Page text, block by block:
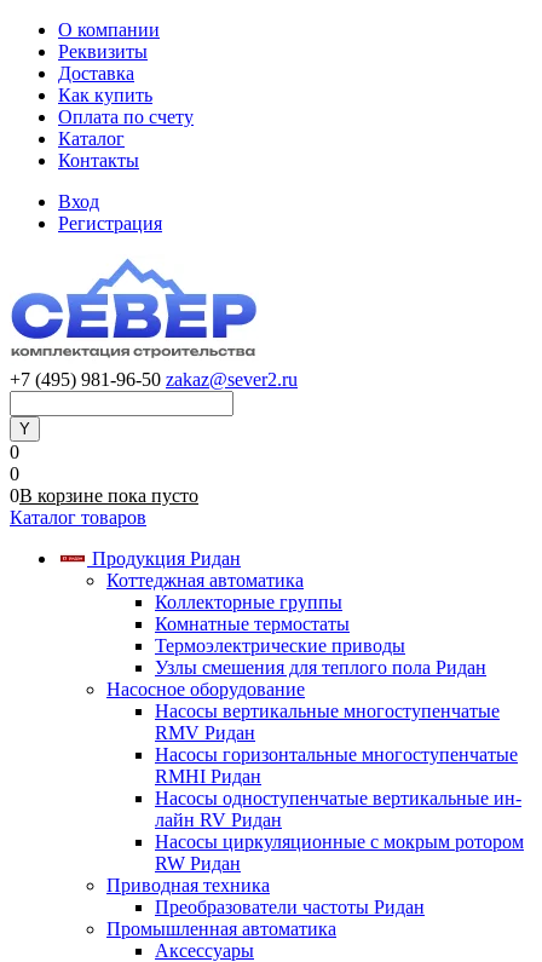
О компании
Реквизиты
Доставка
Как купить
Оплата по счету
Каталог
Контакты
Вход
Регистрация
+7 (495) 981-96-50 zakaz@sever2.ru
0
0
0В корзине пока пусто
Каталог товаров
Продукция Ридан
Коттеджная автоматика
Коллекторные группы
Комнатные термостаты
Термоэлектрические приводы
Узлы смешения для теплого пола Ридан
Насосное оборудование
Насосы вертикальные многоступенчатые
RMV Ридан
Насосы горизонтальные многоступенчатые
RMHI Ридан
Насосы одноступенчатые вертикальные ин-
лайн RV Ридан
Насосы циркуляционные с мокрым ротором
RW Ридан
Приводная техника
Преобразователи частоты Ридан
Промышленная автоматика
Аксессуары